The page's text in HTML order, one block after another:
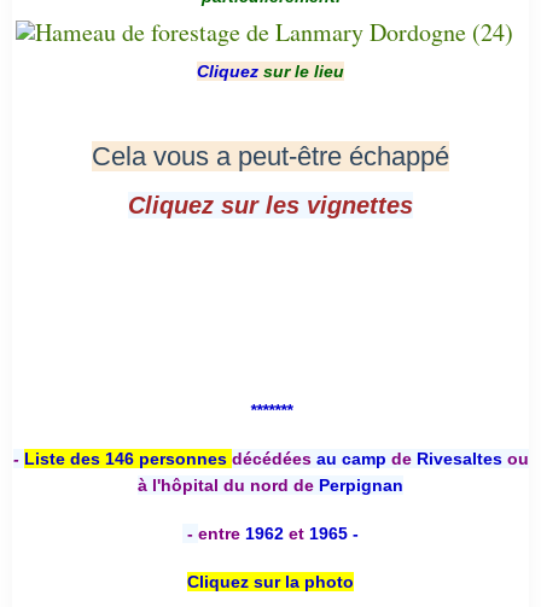
Cliquez sur le lieu
Cela vous a peut-être échappé
Cliquez sur les vignettes
*******
- Liste des 146 personnes décédées au camp deRivesaltesou
à l'hôpital du nord de Perpignan
- entre 1962 et 1965 -
Cliquez sur la photo